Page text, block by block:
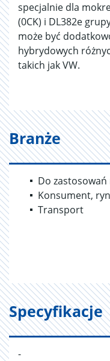
specjalnie dla
(0CK) i DL382e
może być
hybrydowych
takich jak VW.
Branże
Do
Konsument,
Transport
Specyfikacje
-